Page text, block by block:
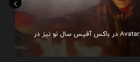
فیلم Avatar: Fire and Ash در باکس آفیس سال نو نیز در